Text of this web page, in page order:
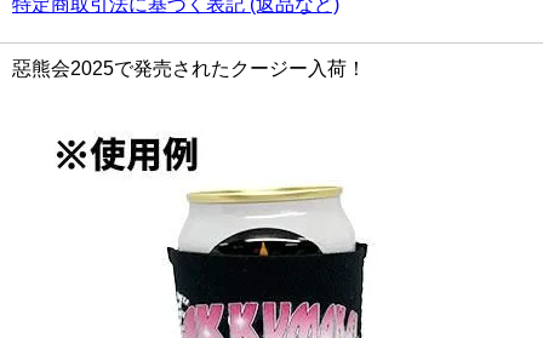
特定商取引法に基づく表記 (返品など)
惡熊会2025で発売されたクージー入荷！